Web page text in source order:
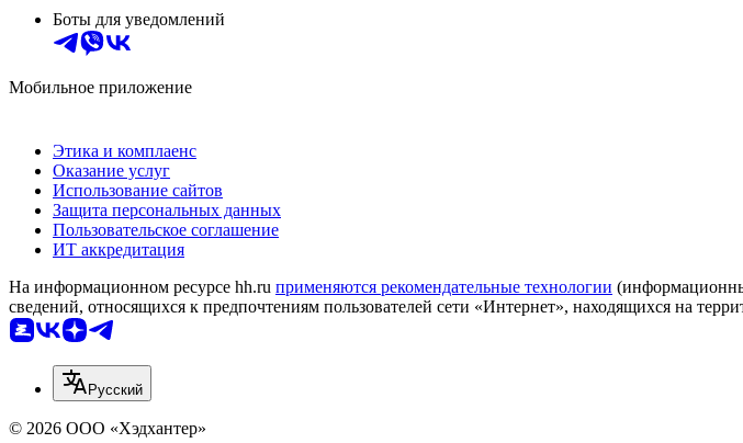
Боты для уведомлений
Мобильное приложение
Этика и комплаенс
Оказание услуг
Использование сайтов
Защита персональных данных
Пользовательское соглашение
ИТ аккредитация
На информационном ресурсе hh.ru применяются рекомендательные технологии
сведений, относящихся к предпочтениям пользователей сети «Интернет», находящихся на
Русский
© 2026 ООО «Хэдхантер»